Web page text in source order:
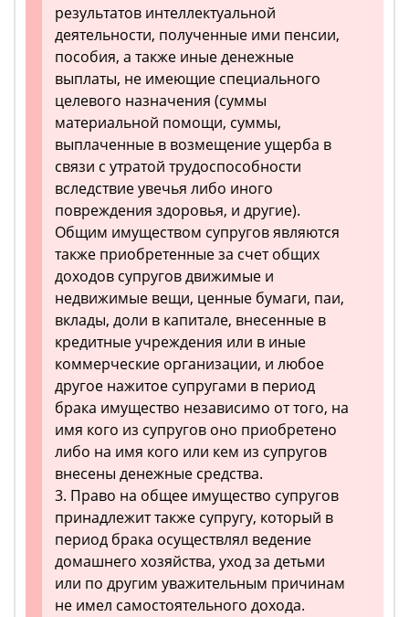
результатов интеллектуальной
деятельности, полученные ими пенсии,
пособия, а также иные денежные
выплаты, не имеющие специального
целевого назначения (суммы
материальной помощи, суммы,
выплаченные в возмещение ущерба в
связи с утратой трудоспособности
вследствие увечья либо иного
повреждения здоровья, и другие).
Общим имуществом супругов являются
также приобретенные за счет общих
доходов супругов движимые и
недвижимые вещи, ценные бумаги, паи,
вклады, доли в капитале, внесенные в
кредитные учреждения или в иные
коммерческие организации, и любое
другое нажитое супругами в период
брака имущество независимо от того, на
имя кого из супругов оно приобретено
либо на имя кого или кем из супругов
внесены денежные средства.
3. Право на общее имущество супругов
принадлежит также супругу, который в
период брака осуществлял ведение
домашнего хозяйства, уход за детьми
или по другим уважительным причинам
не имел самостоятельного дохода.